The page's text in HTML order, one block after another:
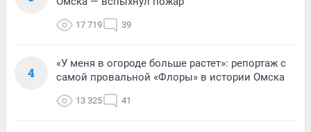
17 719 39
4
«У меня в огороде больше растет»: репортаж с
самой провальной «Флоры» в истории Омска
13 325 41